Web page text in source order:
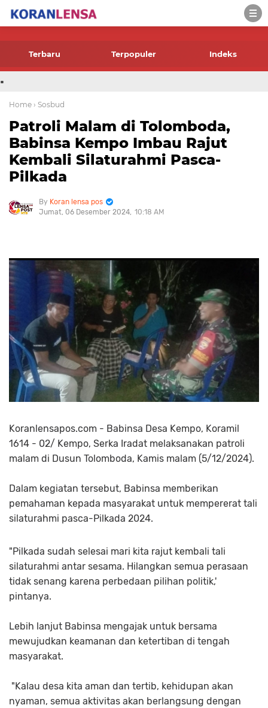
-->
Terbaru Terpopuler Indeks
.
Home › Sosbud
Patroli Malam di Tolomboda,
Babinsa Kempo Imbau Rajut
Kembali Silaturahmi Pasca-
Pilkada
Koran lensa pos
Jumat, 06 Desember 2024 10:18 AM
Koranlensapos.com - Babinsa Desa Kempo, Koramil
1614 - 02/ Kempo, Serka Iradat melaksanakan patroli
malam di Dusun Tolomboda, Kamis malam (5/12/2024).
Dalam kegiatan tersebut, Babinsa memberikan
pemahaman kepada masyarakat untuk mempererat tali
silaturahmi pasca-Pilkada 2024.
"Pilkada sudah selesai mari kita rajut kembali tali
silaturahmi antar sesama. Hilangkan semua perasaan
tidak senang karena perbedaan pilihan politik,'
pintanya.
Lebih lanjut Babinsa mengajak untuk bersama
mewujudkan keamanan dan ketertiban di tengah
masyarakat.
"Kalau desa kita aman dan tertib, kehidupan akan
nyaman, semua aktivitas akan berlangsung dengan